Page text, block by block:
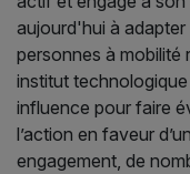
aujourd'hui à
personnes à mobilité
institut
influence pour faire
l’action en faveur
engagement, de